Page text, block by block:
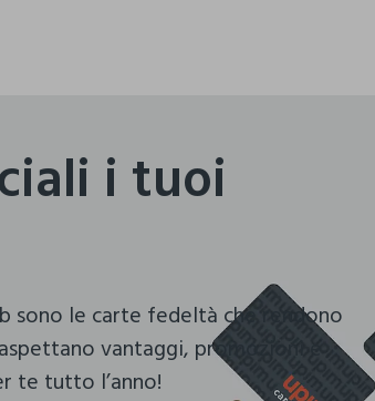
i tuoi
sono le carte fedeltà che rendono
vantaggi, promozioni e
te tutto l’anno!